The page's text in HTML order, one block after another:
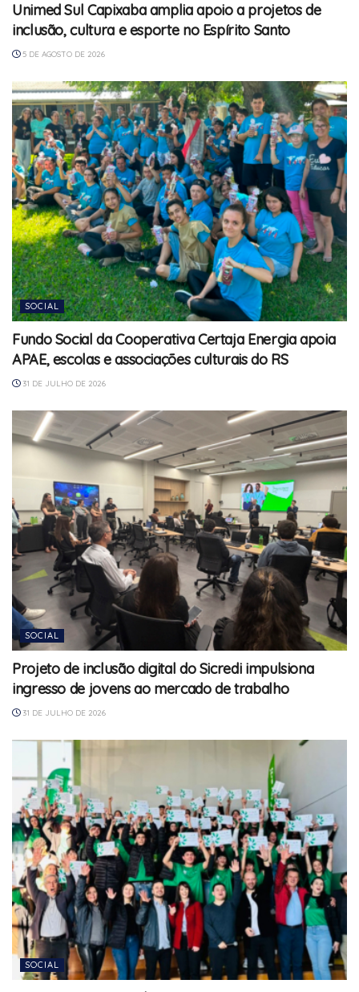
Unimed Sul Capixaba amplia apoio a projetos de
inclusão, cultura e esporte no Espírito Santo
5 DE AGOSTO DE 2026
SOCIAL
Fundo Social da Cooperativa Certaja Energia apoia
APAE, escolas e associações culturais do RS
31 DE JULHO DE 2026
SOCIAL
Projeto de inclusão digital do Sicredi impulsiona
ingresso de jovens ao mercado de trabalho
31 DE JULHO DE 2026
SOCIAL